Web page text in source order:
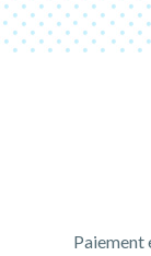
Paiement